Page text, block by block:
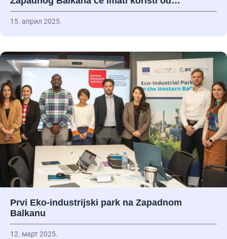
15. април 2025.
Prvi Eko-industrijski park na Zapadnom
Balkanu
12. март 2025.